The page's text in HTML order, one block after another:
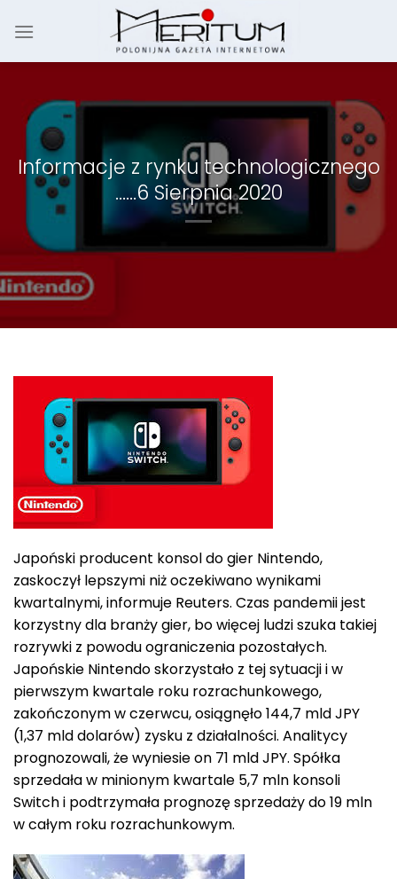
Informacje z rynku technologicznego
……6 Sierpnia 2020
Japoński producent konsol do gier Nintendo,
zaskoczył lepszymi niż oczekiwano wynikami
kwartalnymi, informuje Reuters. Czas pandemii jest
korzystny dla branży gier, bo więcej ludzi szuka takiej
rozrywki z powodu ograniczenia pozostałych.
Japońskie Nintendo skorzystało z tej sytuacji i w
pierwszym kwartale roku rozrachunkowego,
zakończonym w czerwcu, osiągnęło 144,7 mld JPY
(1,37 mld dolarów) zysku z działalności. Analitycy
prognozowali, że wyniesie on 71 mld JPY. Spółka
sprzedała w minionym kwartale 5,7 mln konsoli
Switch i podtrzymała prognozę sprzedaży do 19 mln
w całym roku rozrachunkowym.